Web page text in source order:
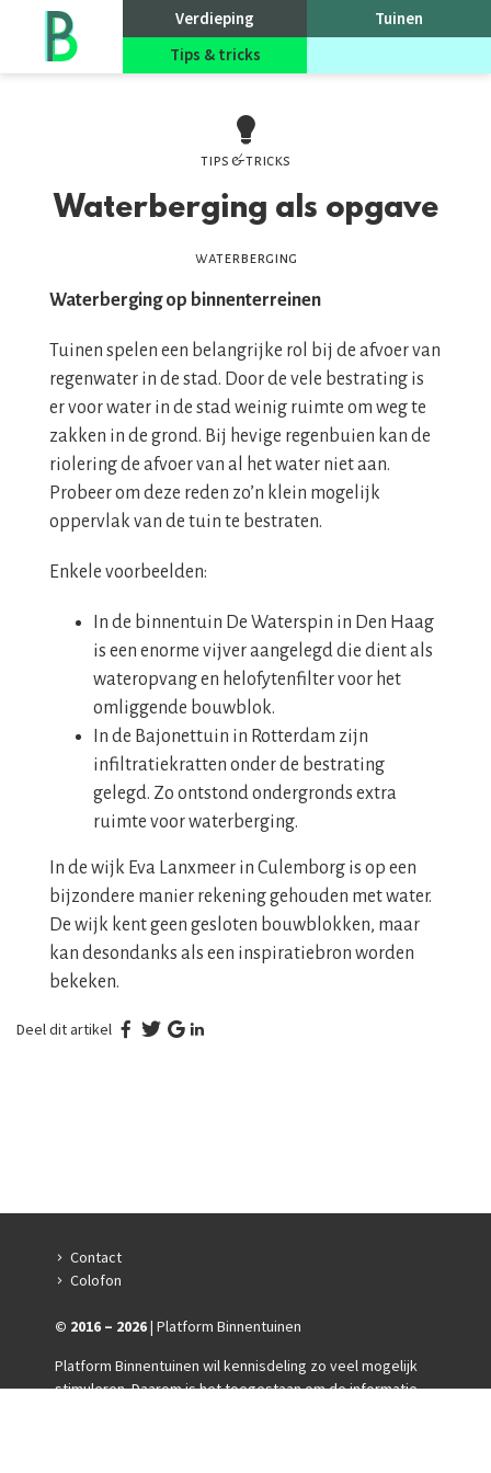
to
homepage
Verdieping
Tuinen
Tips & tricks
tips & tricks
Waterberging als opgave
waterberging
Waterberging op binnenterreinen
Tuinen spelen een belangrijke rol bij de afvoer van
regenwater in de stad. Door de vele bestrating is
er voor water in de stad weinig ruimte om weg te
zakken in de grond. Bij hevige regenbuien kan de
riolering de afvoer van al het water niet aan.
Probeer om deze reden zo’n klein mogelijk
oppervlak van de tuin te bestraten.
Enkele voorbeelden:
In de binnentuin De Waterspin in Den Haag
is een enorme vijver aangelegd die dient als
wateropvang en helofytenfilter voor het
omliggende bouwblok.
In de Bajonettuin in Rotterdam zijn
infiltratiekratten onder de bestrating
gelegd. Zo ontstond ondergronds extra
ruimte voor waterberging.
In de wijk Eva Lanxmeer in Culemborg is op een
bijzondere manier rekening gehouden met water.
De wijk kent geen gesloten bouwblokken, maar
kan desondanks als een inspiratiebron worden
bekeken.
Deel dit artikel
Contact
Colofon
© 2016 – 2026| Platform Binnentuinen
Platform Binnentuinen wil kennisdeling zo veel mogelijk
stimuleren. Daarom is het toegestaan om de informatie